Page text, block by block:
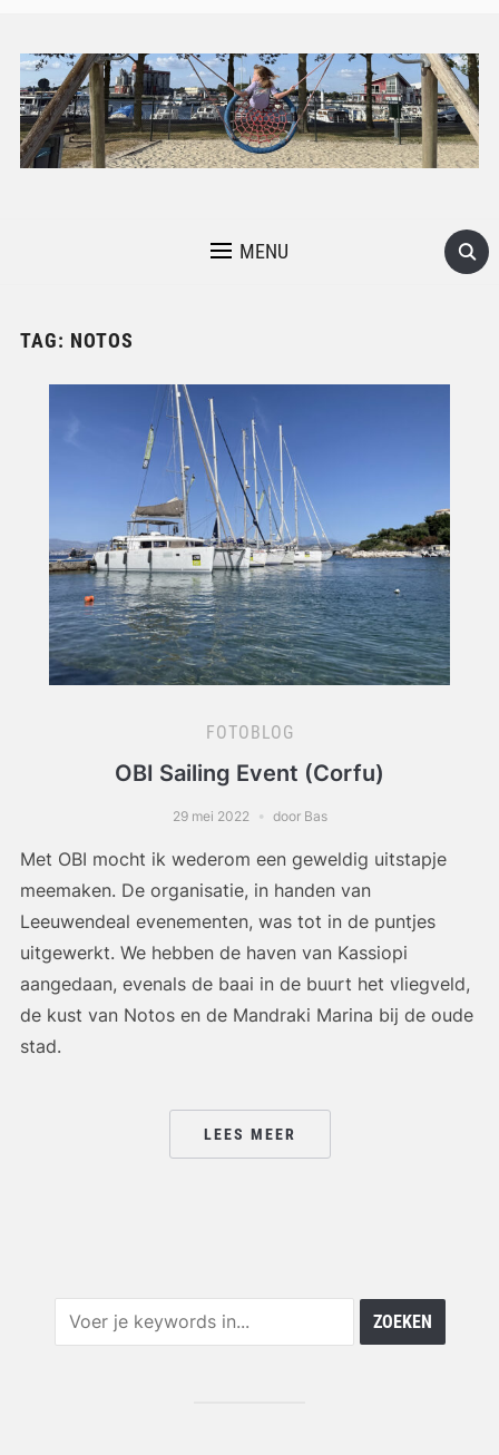
MENU
TAG: NOTOS
FOTOBLOG
OBI Sailing Event (Corfu)
29 mei 2022 door Bas
Met OBI mocht ik wederom een geweldig uitstapje
meemaken. De organisatie, in handen van
Leeuwendeal evenementen, was tot in de puntjes
uitgewerkt. We hebben de haven van Kassiopi
aangedaan, evenals de baai in de buurt het vliegveld,
de kust van Notos en de Mandraki Marina bij de oude
stad.
LEES MEER